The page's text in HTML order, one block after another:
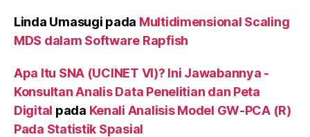
Linda Umasugi pada Multidimensional Scaling
MDS dalam Software Rapfish
Apa Itu SNA (UCINET VI)? Ini Jawabannya -
Konsultan Analis Data Penelitian dan Peta
Digital pada Kenali Analisis Model GW-PCA (R)
Pada Statistik Spasial